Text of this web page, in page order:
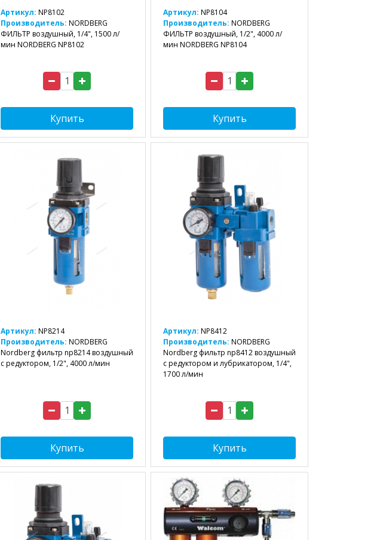
Артикул: NP8102
Производитель: NORDBERG
ФИЛЬТР воздушный, 1/4", 1500 л/
мин NORDBERG NP8102
Купить
Артикул: NP8104
Производитель: NORDBERG
ФИЛЬТР воздушный, 1/2", 4000 л/
мин NORDBERG NP8104
Купить
Артикул: NP8214
Производитель: NORDBERG
Nordberg фильтр np8214 воздушный
с редуктором, 1/2", 4000 л/мин
Купить
Артикул: NP8412
Производитель: NORDBERG
Nordberg фильтр np8412 воздушный
с редуктором и лубрикатором, 1/4",
1700 л/мин
Купить